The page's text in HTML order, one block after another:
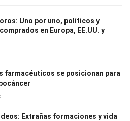
Uno por uno, políticos y
en Europa, EE.UU. y
farmacéuticos se posicionan para
Extrañas formaciones y vida